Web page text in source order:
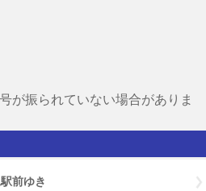
が振られていない場合がありま
前ゆき